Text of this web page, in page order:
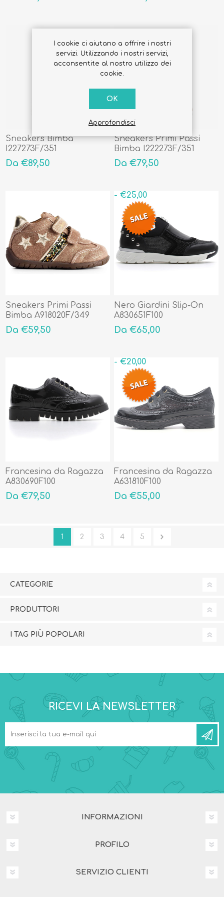
Sneakers Bimba
I227273F/351
Da €89,50
Sneakers Primi Passi
Bimba I222273F/351
Da €79,50
Sneakers Primi Passi
Bimba A918020F/349
Da €59,50
- €25,00
Nero Giardini Slip-On
A830651F100
Da €65,00
Francesina da Ragazza
A830690F100
Da €79,50
- €20,00
Francesina da Ragazza
A631810F100
Da €55,00
1 2 3 4 5
CATEGORIE
PRODUTTORI
I TAG PIÙ POPOLARI
RICEVI LA NEWSLETTER
INFORMAZIONI
PROFILO
SERVIZIO CLIENTI
I cookie ci aiutano a offrire i nostri
servizi. Utilizzando i nostri servizi,
acconsentite al nostro utilizzo dei
cookie.
OK
Approfondisci